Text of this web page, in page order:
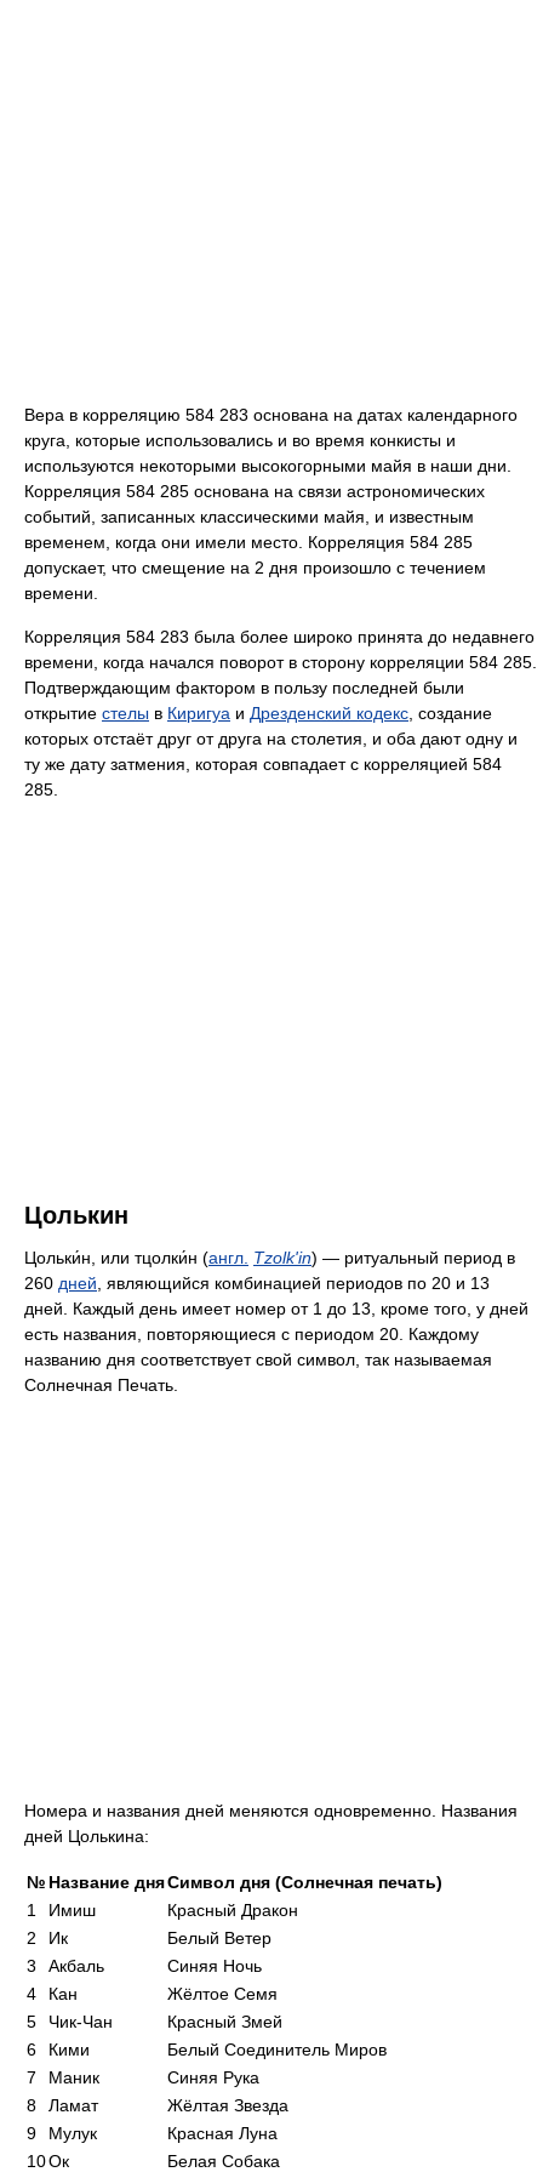
Вера в корреляцию 584 283 основана на датах календарного
круга, которые использовались и во время конкисты и
используются некоторыми высокогорными майя в наши дни.
Корреляция 584 285 основана на связи астрономических
событий, записанных классическими майя, и известным
временем, когда они имели место. Корреляция 584 285
допускает, что смещение на 2 дня произошло с течением
времени.
Корреляция 584 283 была более широко принята до недавнего
времени, когда начался поворот в сторону корреляции 584 285.
Подтверждающим фактором в пользу последней были
открытие стелы в Киригуа и Дрезденский кодекс , создание
которых отстаёт друг от друга на столетия, и оба дают одну и
ту же дату затмения, которая совпадает с корреляцией 584
285.
Цолькин
Цольки́н, или тцолки́н (англ. Tzolk'in) — ритуальный период в
260 дней , являющийся комбинацией периодов по 20 и 13
дней. Каждый день имеет номер от 1 до 13, кроме того, у дней
есть названия, повторяющиеся с периодом 20. Каждому
названию дня соответствует свой символ, так называемая
Солнечная Печать.
Номера и названия дней меняются одновременно. Названия
дней Цолькина:
№ Название дняСимвол дня (Солнечная печать)
1
Имиш
Красный Дракон
2
Ик
Белый Ветер
3
Акбаль
Синяя Ночь
4
Кан
Жёлтое Семя
5
Чик-Чан
Красный Змей
6
Кими
Белый Соединитель Миров
7
Маник
Синяя Рука
8
Ламат
Жёлтая Звезда
9
Мулук
Красная Луна
10Ок
Белая Собака